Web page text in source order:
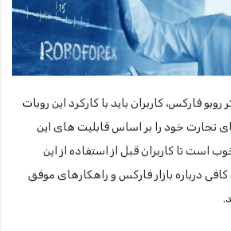
روبو فارکس، کاربران باید با کارکرد این روبات
تجارت خود را بر اساس قابلیت های این
است تا کاربران قبل از استفاده از این
درباره بازار فارکس و راهکارهای موفق